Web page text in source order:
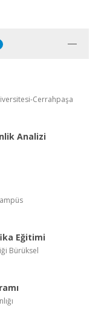
Cerrahpaşa
Analizi
Eğitimi
Bürüksel